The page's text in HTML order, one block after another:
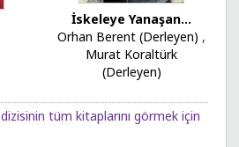
İskeleye Yanaşan...
Orhan Berent (Derleyen) ,
Murat Koraltürk
(Derleyen)
dizisinin tüm kitaplarını görmek için